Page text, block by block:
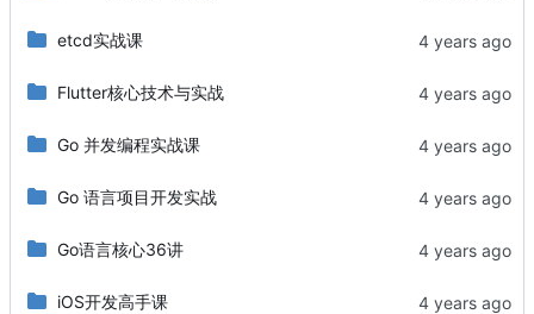
etcd实战课
Flutter核心技术与实战
Go 并发编程实战课
Go 语言项目开发实战
Go语言核心36讲
iOS开发高手课